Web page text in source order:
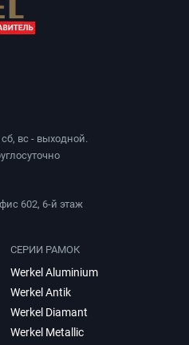
вс - выходной.
602, 6-й этаж
СЕРИИ РАМОК
Werkel Aluminium
Werkel Antik
Werkel Diamant
Werkel Metallic